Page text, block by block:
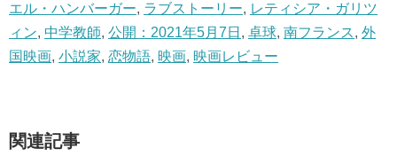
エル・ハンバーガー, ラブストーリー, レティシア・ガリツ
ィン, 中学教師, 公開：2021年5月7日 , 卓球, 南フランス, 外
国映画, 小説家, 恋物語, 映画, 映画レビュー
関連記事